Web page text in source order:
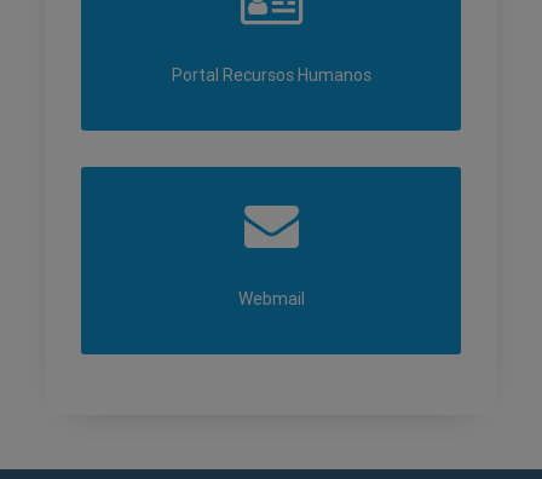
Portal Recursos Humanos
Webmail